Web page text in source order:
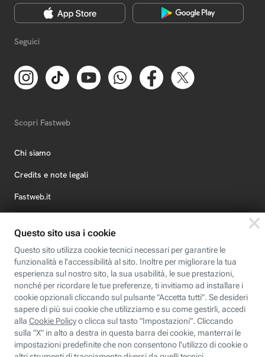
Seguici
Scopri Fastweb
Chi siamo
Credits e note legali
Fastweb.it
Fastweb Digital Academy
STEP FuturAbility District
Insieme, siamo futuro